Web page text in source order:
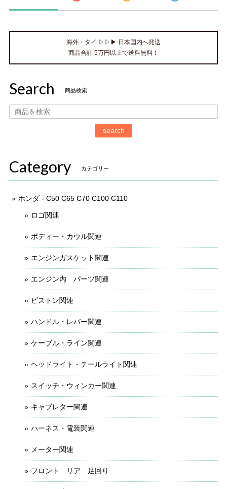
海外・タイ ▷▷▶ 日本国内へ発送
商品合計 5万円以上で送料無料！
Search 商品検索
search
Category カテゴリー
ホンダ - C50 C65 C70 C100 C110
ロゴ関連
ボディー・カウル関連
エンジンガスケット関連
エンジン内 パーツ関連
ピストン関連
ハンドル・レバー関連
ケーブル・ライン関連
ヘッドライト・テールライト関連
スイッチ・ウィンカー関連
キャブレター関連
ハーネス・電装関連
メーター関連
フロント リア 足回り